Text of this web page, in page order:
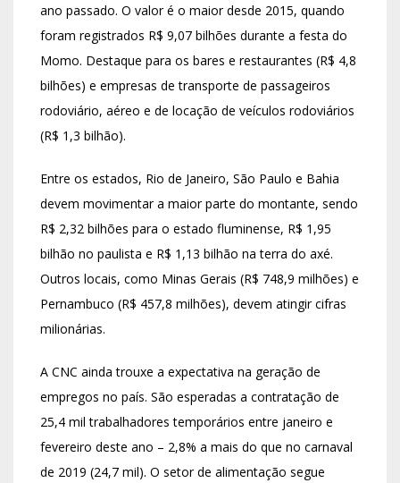
ano passado. O valor é o maior desde 2015, quando
foram registrados R$ 9,07 bilhões durante a festa do
Momo. Destaque para os bares e restaurantes (R$ 4,8
bilhões) e empresas de transporte de passageiros
rodoviário, aéreo e de locação de veículos rodoviários
(R$ 1,3 bilhão).
Entre os estados, Rio de Janeiro, São Paulo e Bahia
devem movimentar a maior parte do montante, sendo
R$ 2,32 bilhões para o estado fluminense, R$ 1,95
bilhão no paulista e R$ 1,13 bilhão na terra do axé.
Outros locais, como Minas Gerais (R$ 748,9 milhões) e
Pernambuco (R$ 457,8 milhões), devem atingir cifras
milionárias.
A CNC ainda trouxe a expectativa na geração de
empregos no país. São esperadas a contratação de
25,4 mil trabalhadores temporários entre janeiro e
fevereiro deste ano – 2,8% a mais do que no carnaval
de 2019 (24,7 mil). O setor de alimentação segue